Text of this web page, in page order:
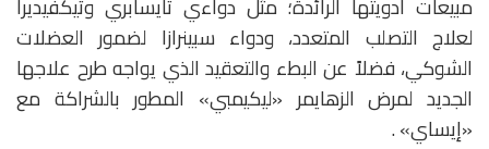
مبيعات أدويتها الرائدة؛ مثل دواءي تايسابري وتيكفيديرا
لعلاج التصلب المتعدد، ودواء سبينرازا لضمور العضلات
الشوكي، فضلاً عن البطء والتعقيد الذي يواجه طرح علاجها
الجديد لمرض الزهايمر «ليكيمبي» المطور بالشراكة مع
«إيساي» .